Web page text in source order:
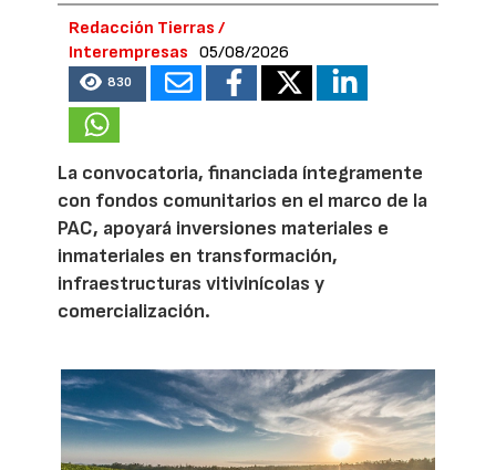
Redacción Tierras /
Interempresas
05/08/2026
830
La convocatoria, financiada íntegramente
con fondos comunitarios en el marco de la
PAC, apoyará inversiones materiales e
inmateriales en transformación,
infraestructuras vitivinícolas y
comercialización.